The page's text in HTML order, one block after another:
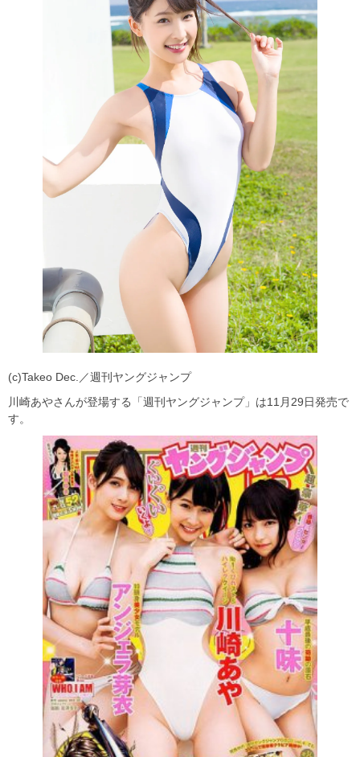
(c)Takeo Dec.／週刊ヤングジャンプ
川崎あやさんが登場する「週刊ヤングジャンプ」は11月29日発売で
す。